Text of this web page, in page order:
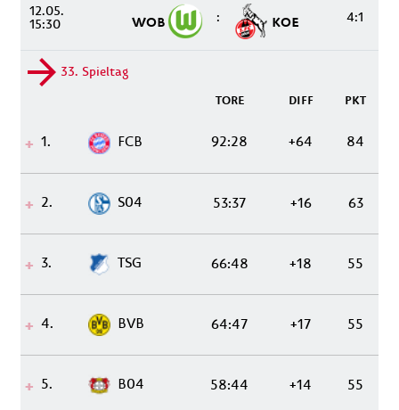
12.05.
15:30 WOB : KOE 4:1
33. Spieltag
TORE DIFF PKT
1. FCB 92:28 +64 84
2. S04 53:37 +16 63
3. TSG 66:48 +18 55
4. BVB 64:47 +17 55
5. B04 58:44 +14 55